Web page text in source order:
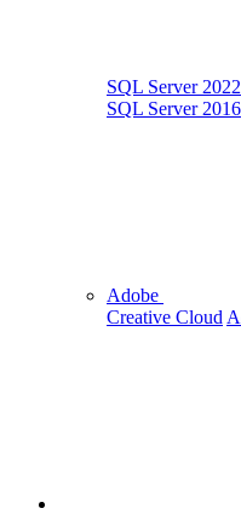
SQL Server 2022
SQL Server 2016
Adobe
Creative Cloud